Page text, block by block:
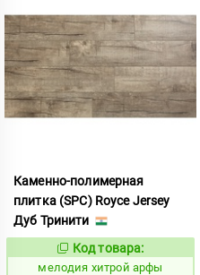
Каменно-полимерная
плитка (SPC) Royce Jersey
Дуб Тринити
Код:
967126
Код товара:
мелодия хитрой арфы